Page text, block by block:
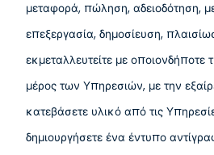
μεταφορά, πώληση, αδειοδότηση,
επεξεργασία, δημοσίευση,
εκμεταλλευτείτε με οποιονδήποτε
μέρος των Υπηρεσιών, με την
κατεβάσετε υλικό από τις
δημιουργήσετε ένα έντυπο